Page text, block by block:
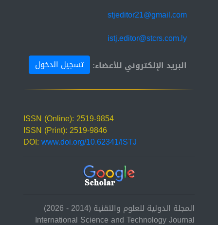
stjeditor21@gmail.com
istj.editor@stcrs.com.ly
البريد الإلكتروني للأعضاء:
تسجيل الدخول
ISSN (Online): 2519-9854
ISSN (Print): 2519-9846
DOI:www.doi.org/10.62341/ISTJ
المجلة الدولية للعلوم والتقنية (2014 - 2026)
International Science and Technology Journal